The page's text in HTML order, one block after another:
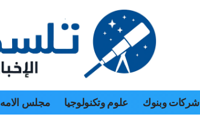
شركات وبنوك علوم وتكنولوجيا مجلس الامه